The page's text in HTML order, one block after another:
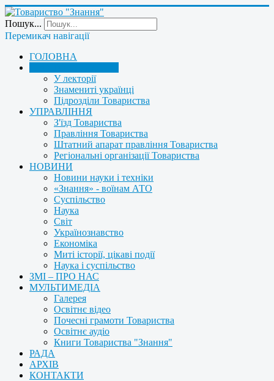
Пошук...
Перемикач навігації
ГОЛОВНА
У лекторії
Знамениті українці
Підрозділи Товариства
УПРАВЛІННЯ
З'їзд Товариства
Правління Товариства
Штатний апарат правління Товариства
Регіональні організації Товариства
НОВИНИ
Новини науки і техніки
«Знання» - воїнам АТО
Суспільство
Наука
Світ
Українознавство
Економіка
Миті історії, цікаві події
Наука і суспільство
ЗМІ – ПРО НАС
МУЛЬТИМЕДІА
Галерея
Освітнє відео
Почесні грамоти Товариства
Освітнє аудіо
Книги Товариства "Знання"
РАДА
АРХІВ
КОНТАКТИ